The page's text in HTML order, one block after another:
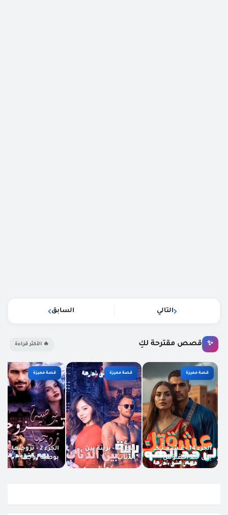
التالي السابق
✨ قصص مقترحة لكِ 🔥 الأكثر قراءة
قصة مميزة
الجزء 14 - عَــشِــقْــتُــكِــ
إلــى حَــدّ الــهَــوَسْ
قصة مميزة
الجزء 2 - بريئة بين
الذئاب
قصة مميزة
الجزء 2 - تزوجتها
بوصية زوجها